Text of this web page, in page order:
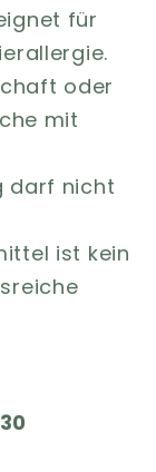
für
oder
mit
darf nicht
ist kein
30